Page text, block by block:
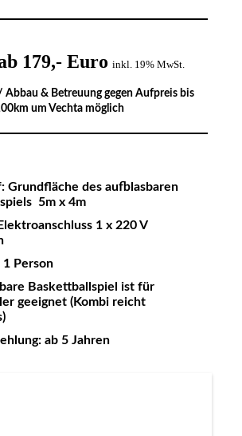
179,- Euro inkl. 19% MwSt.
Abbau & Betreuung gegen Aufpreis bis
um Vechta möglich
Grundfläche des aufblasbaren
5m x 4m
1 x 220 V
Person
Baskettballspiel ist für
geeignet (Kombi reicht
ab 5 Jahren